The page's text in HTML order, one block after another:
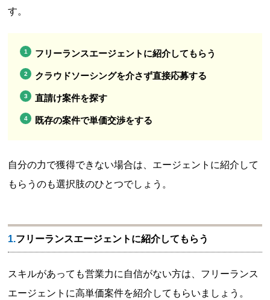
す。
フリーランスエージェントに紹介してもらう
クラウドソーシングを介さず直接応募する
直請け案件を探す
既存の案件で単価交渉をする
自分の力で獲得できない場合は、エージェントに紹介して
もらうのも選択肢のひとつでしょう。
1.フリーランスエージェントに紹介してもらう
スキルがあっても営業力に自信がない方は、フリーランス
エージェントに高単価案件を紹介してもらいましょう。